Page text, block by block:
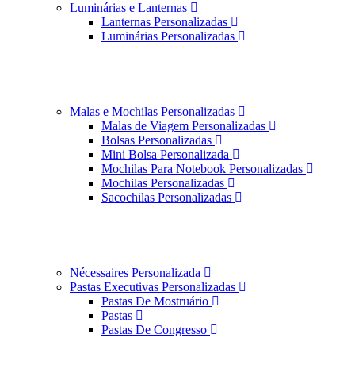
Luminárias e Lanternas
Lanternas Personalizadas
Luminárias Personalizadas
Malas e Mochilas Personalizadas
Malas de Viagem Personalizadas
Bolsas Personalizadas
Mini Bolsa Personalizada
Mochilas Para Notebook Personalizadas
Mochilas Personalizadas
Sacochilas Personalizadas
Nécessaires Personalizada
Pastas Executivas Personalizadas
Pastas De Mostruário
Pastas
Pastas De Congresso